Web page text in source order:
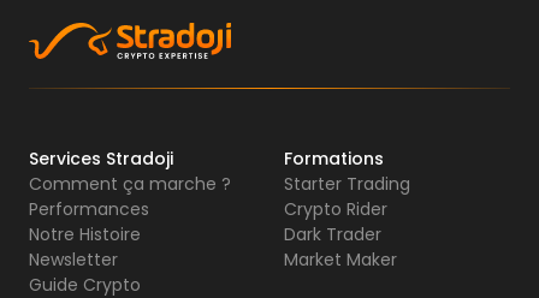
Services Stradoji
Comment ça marche ?
Performances
Notre Histoire
Newsletter
Guide Crypto
Formations
Starter Trading
Crypto Rider
Dark Trader
Market Maker